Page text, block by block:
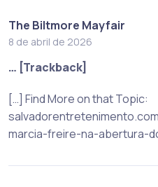
The Biltmore Mayfair
8 de abril de 2026
… [Trackback]
[…] Find More on that Topic:
marcia-freire-na-abertura-